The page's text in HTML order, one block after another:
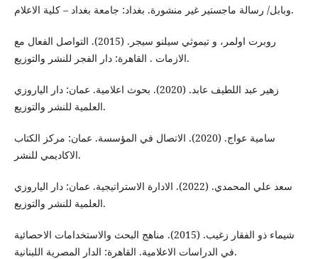
وبابل/ رسالة ماجستير غير منشورة. بغداد: جامعة بغداد – كلية الاعلام.
روبرت اولمر، و تيموثي سيلنو سيجر. (2015). التواصل الفعال مع
الازمات . القاهرة: دار الفجر للنشر والتوزيع.
زهير عبد اللطيف عابد. (2020). بحوث اعلامية. عمان: دار الياروزي
العلمية للنشر والتوزيع.
سامية عواج. (2020). الاتصال في المؤسسة. عمان: مركز الكتاب
الاكاديمي للنشر.
سعد علي المحمدي. (2022). الادارة الاستراتيجية. عمان: دار الياروزي
العلمية للنشر والتوزيع.
شيماء ذو الفقار زغيب. (2015). مناهج البحث والاستخدامات الاحصائية
في الدراسات الاعلامية. القاهرة: الدار المصرية اللبنانية.